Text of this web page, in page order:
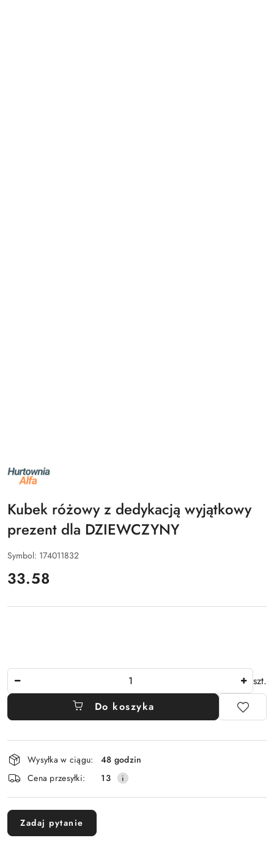
NAZWA
PRODUCENTA:
ALFA
Kubek różowy z dedykacją wyjątkowy
prezent dla DZIEWCZYNY
Symbol: 174011832
cena:
33.58
szt.
Do koszyka
Dostępność
i
dostawa
Wysyłka w ciągu:
48 godzin
Cena przesyłki:
13
Zadaj pytanie